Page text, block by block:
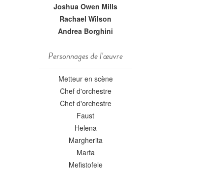
Joshua Owen Mills
Rachael Wilson
Andrea Borghini
Personnages de l'œuvre
Metteur en scène
Chef d'orchestre
Chef d'orchestre
Faust
Helena
Margherita
Marta
Mefistofele